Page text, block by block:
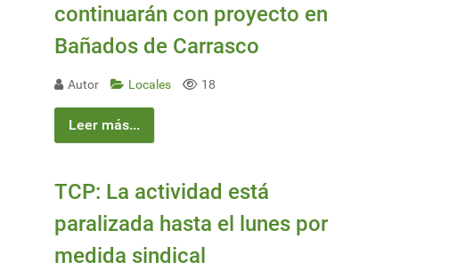
continuarán con proyecto en
Bañados de Carrasco
Autor Locales 18
Leer más...
TCP: La actividad está
paralizada hasta el lunes por
medida sindical